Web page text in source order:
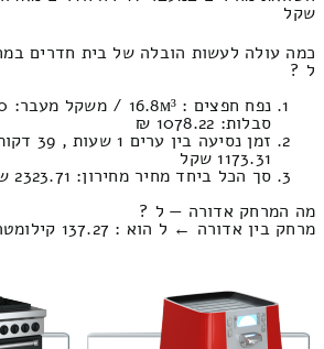
שקל
כמה עולה לעשות הובלה של בית חדרים
ל ?
סבלות: 1078.22 ₪
זמן
1173.31 שקל
סך הכל ביחד מחיר מחירון: 2323.71 שח
מה המרחק אדורה — ל ?
מרחק בין אדורה ← ל הוא : 137.27 קילומטרים